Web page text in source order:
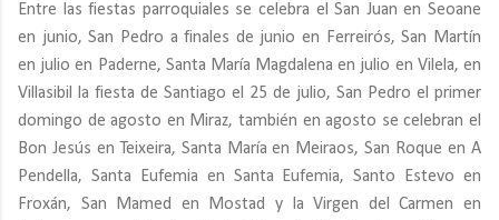
Entre las fiestas parroquiales se celebra el San Juan en Seoane
en junio, San Pedro a finales de junio en Ferreirós, San Martín
en julio en Paderne, Santa María Magdalena en julio en Vilela, en
Villasibil la fiesta de Santiago el 25 de julio, San Pedro el primer
domingo de agosto en Miraz, también en agosto se celebran el
Bon Jesús en Teixeira, Santa María en Meiraos, San Roque en A
Pendella, Santa Eufemia en Santa Eufemia, Santo Estevo en
Froxán, San Mamed en Mostad y la Virgen del Carmen en